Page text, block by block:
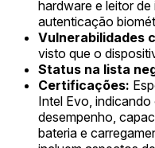
hardware e leitor
autenticação
Vulnerabilidades
visto que o
Status na lista
Certificações:
Intel Evo,
desempenho,
bateria e